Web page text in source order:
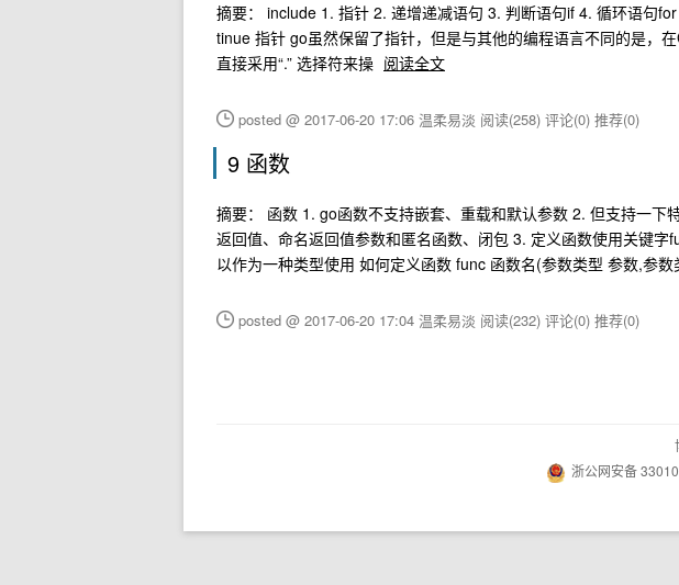
摘要： include 1. 指针 2. 递增递减语句 3. 判断语句if 4. 循环语句
tinue 指针 go虽然保留了指针，但是与其他的编程语言不同的是，
直接采用“.” 选择符来操 阅读全文
posted @ 2017-06-20 17:06 温柔易淡 阅读(258) 评论(0) 推荐(0)
9 函数
摘要： 函数 1. go函数不支持嵌套、重载和默认参数 2. 但支持一下
返回值、命名返回值参数和匿名函数、闭包 3. 定义函数使用关键
以作为一种类型使用 如何定义函数 func 函数名(参数类型 参数,参数
posted @ 2017-06-20 17:04 温柔易淡 阅读(232) 评论(0) 推荐(0)
浙公网安备